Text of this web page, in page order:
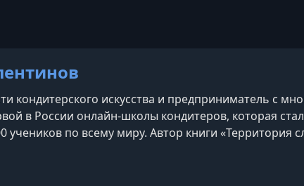
кондитерского искусства и предприниматель с
в России онлайн-школы кондитеров, которая
учеников по всему миру. Автор книги «Территория
конкурсов. В своей работе сочетает
подходы и практический опыт, по